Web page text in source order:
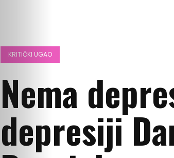
KRITIČKI UGAO
Nema
depresiji